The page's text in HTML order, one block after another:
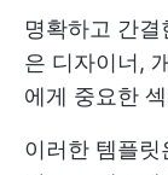
명확하고 간
은 디자이너,
에게 중요한
이러한 템플